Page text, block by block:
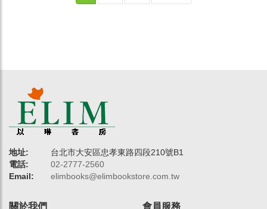
地址:
台北市大安區忠孝東路四段210號B1
電話:
02-2777-2560
Email:
elimbooks@elimbookstore.com.tw
關於我們 會員服務